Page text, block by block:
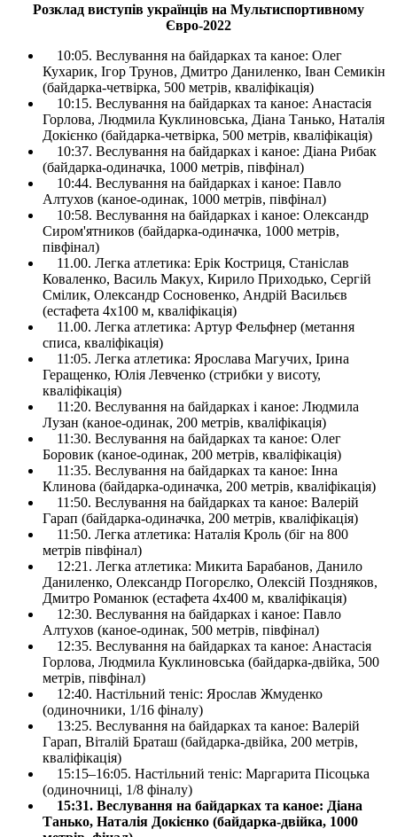
Розклад виступів українців на Мультиспортивному
Євро-2022
10:05. Веслування на байдарках та каное: Олег
Кухарик, Ігор Трунов, Дмитро Даниленко, Іван Семикін
(байдарка-четвірка, 500 метрів, кваліфікація)
10:15. Веслування на байдарках та каное: Анастасія
Горлова, Людмила Куклиновська, Діана Танько, Наталія
Докієнко (байдарка-четвірка, 500 метрів, кваліфікація)
10:37. Веслування на байдарках і каное: Діана Рибак
(байдарка-одиначка, 1000 метрів, півфінал)
10:44. Веслування на байдарках і каное: Павло
Алтухов (каное-одинак, 1000 метрів, півфінал)
10:58. Веслування на байдарках і каное: Олександр
Сиром'ятников (байдарка-одиначка, 1000 метрів,
півфінал)
11.00. Легка атлетика: Ерік Костриця, Станіслав
Коваленко, Василь Макух, Кирило Приходько, Сергій
Смілик, Олександр Сосновенко, Андрій Васильєв
(естафета 4х100 м, кваліфікація)
11.00. Легка атлетика: Артур Фельфнер (метання
списа, кваліфікація)
11:05. Легка атлетика: Ярослава Магучих, Ірина
Геращенко, Юлія Левченко (стрибки у висоту,
кваліфікація)
11:20. Веслування на байдарках і каное: Людмила
Лузан (каное-одинак, 200 метрів, кваліфікація)
11:30. Веслування на байдарках та каное: Олег
Боровик (каное-одинак, 200 метрів, кваліфікація)
11:35. Веслування на байдарках та каное: Інна
Клинова (байдарка-одиначка, 200 метрів, кваліфікація)
11:50. Веслування на байдарках та каное: Валерій
Гарап (байдарка-одиначка, 200 метрів, кваліфікація)
11:50. Легка атлетика: Наталія Кроль (біг на 800
метрів півфінал)
12:21. Легка атлетика: Микита Барабанов, Данило
Даниленко, Олександр Погорєлко, Олексій Поздняков,
Дмитро Романюк (естафета 4х400 м, кваліфікація)
12:30. Веслування на байдарках і каное: Павло
Алтухов (каное-одинак, 500 метрів, півфінал)
12:35. Веслування на байдарках та каное: Анастасія
Горлова, Людмила Куклиновська (байдарка-двійка, 500
метрів, півфінал)
12:40. Настільний теніс: Ярослав Жмуденко
(одиночники, 1/16 фіналу)
13:25. Веслування на байдарках та каное: Валерій
Гарап, Віталій Браташ (байдарка-двійка, 200 метрів,
кваліфікація)
15:15–16:05. Настільний теніс: Маргарита Пісоцька
(одиночниці, 1/8 фіналу)
15:31. Веслування на байдарках та каное: Діана
Танько, Наталія Докієнко (байдарка-двійка, 1000